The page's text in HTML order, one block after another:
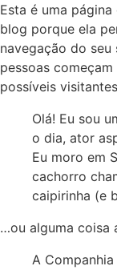
Esta é uma
blog porque ela
navegação do
pessoas
possíveis
Olá! Eu sou
o dia, ator
Eu moro em
cachorro
caipirinha (e
…ou alguma coisa
A